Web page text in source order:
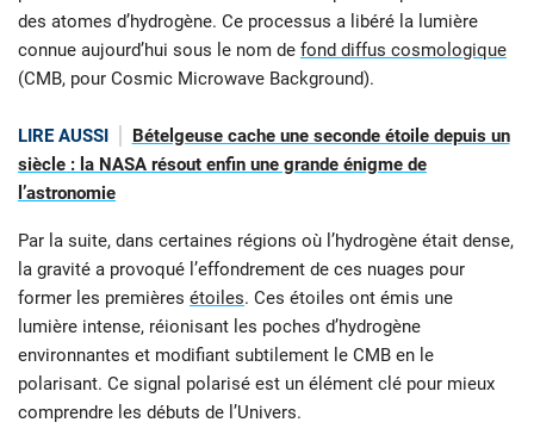
des atomes d’hydrogène. Ce processus a libéré la lumière
connue aujourd’hui sous le nom de fond diffus cosmologique
(CMB, pour Cosmic Microwave Background).
LIRE AUSSI
Bételgeuse cache une seconde étoile depuis un
siècle : la NASA résout enfin une grande énigme de
l’astronomie
Par la suite, dans certaines régions où l’hydrogène était dense,
la gravité a provoqué l’effondrement de ces nuages pour
former les premières étoiles. Ces étoiles ont émis une
lumière intense, réionisant les poches d’hydrogène
environnantes et modifiant subtilement le CMB en le
polarisant. Ce signal polarisé est un élément clé pour mieux
comprendre les débuts de l’Univers.